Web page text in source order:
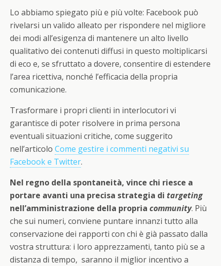
Lo abbiamo spiegato più e più volte: Facebook può
rivelarsi un valido alleato per rispondere nel migliore
dei modi all’esigenza di mantenere un alto livello
qualitativo dei contenuti diffusi in questo moltiplicarsi
di eco e, se sfruttato a dovere, consentire di estendere
l’area ricettiva, nonché l’efficacia della propria
comunicazione.
Trasformare i propri clienti in interlocutori vi
garantisce di poter risolvere in prima persona
eventuali situazioni critiche, come suggerito
nell’articolo Come gestire i commenti negativi su
Facebook e Twitter.
Nel regno della spontaneità, vince chi riesce a
portare avanti una precisa strategia di targeting
nell’amministrazione della propria community. Più
che sui numeri, conviene puntare innanzi tutto alla
conservazione dei rapporti con chi è già passato dalla
vostra struttura: i loro apprezzamenti, tanto più se a
distanza di tempo, saranno il miglior incentivo a